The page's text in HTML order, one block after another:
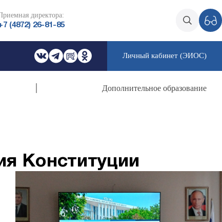
директора:
(4872) 26-81-85
Личный кабинет (ЭИОС)
Дополнительное образование
Конституции